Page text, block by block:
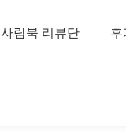
사람북 리뷰단 후